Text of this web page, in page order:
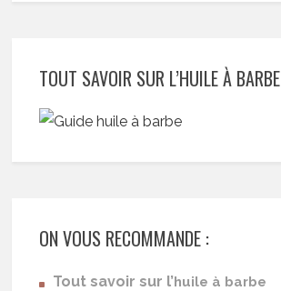
TOUT SAVOIR SUR L’HUILE À BARBE
ON VOUS RECOMMANDE :
Tout savoir sur l’huile à barbe